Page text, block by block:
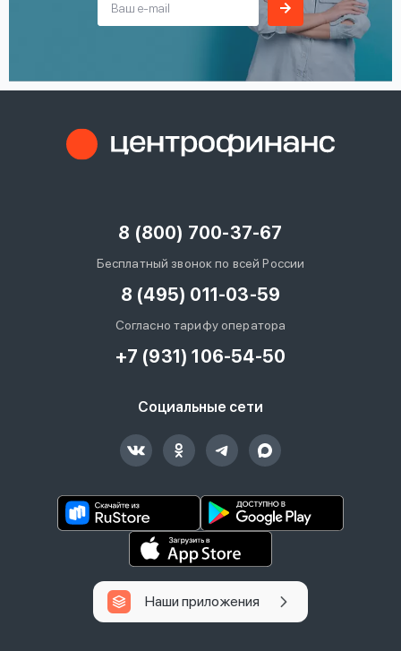
8 (800) 700-37-67
Бесплатный звонок по всей России
8 (495) 011-03-59
Согласно тарифу оператора
+7 (931) 106-54-50
Социальные сети
Наши приложения